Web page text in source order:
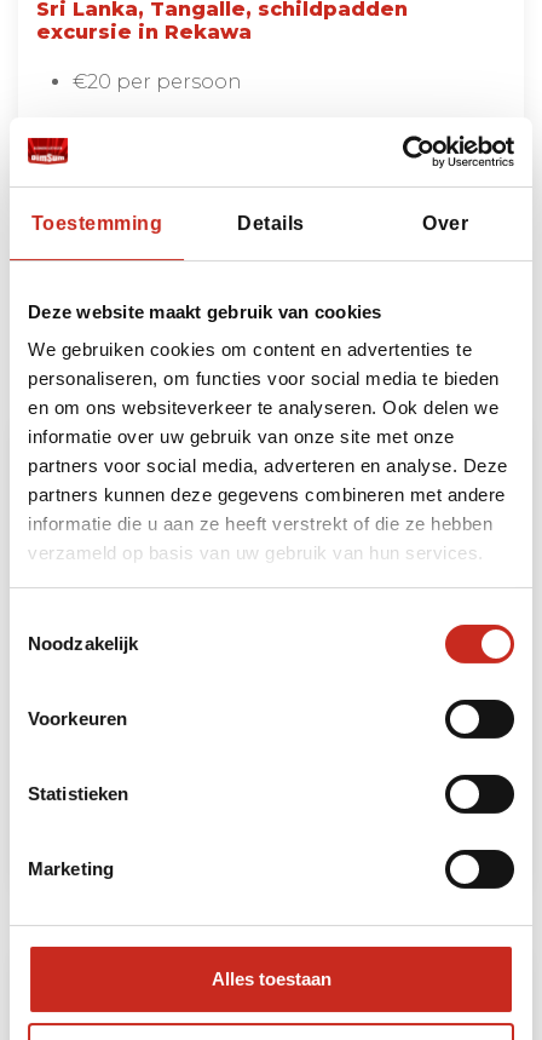
Toestemming Details Over
Deze website maakt gebruik van cookies
We gebruiken cookies om content en advertenties te
personaliseren, om functies voor social media te bieden
en om ons websiteverkeer te analyseren. Ook delen we
informatie over uw gebruik van onze site met onze
partners voor social media, adverteren en analyse. Deze
partners kunnen deze gegevens combineren met andere
informatie die u aan ze heeft verstrekt of die ze hebben
verzameld op basis van uw gebruik van hun services.
Noodzakelijk
Voorkeuren
Statistieken
Marketing
Alles toestaan
Sri Lanka, Tangalle, schildpadden
excursie in Rekawa
€20 per persoon
Bouwstenen
Heeft u ruimte voor nog meer beleving? Dan kunt
u uw reis naar Sri Lanka uitbreiden met de
volgende bouwstenen: